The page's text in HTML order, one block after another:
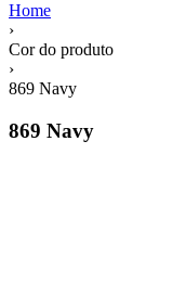
Home
›
Cor do produto
›
869 Navy
869 Navy